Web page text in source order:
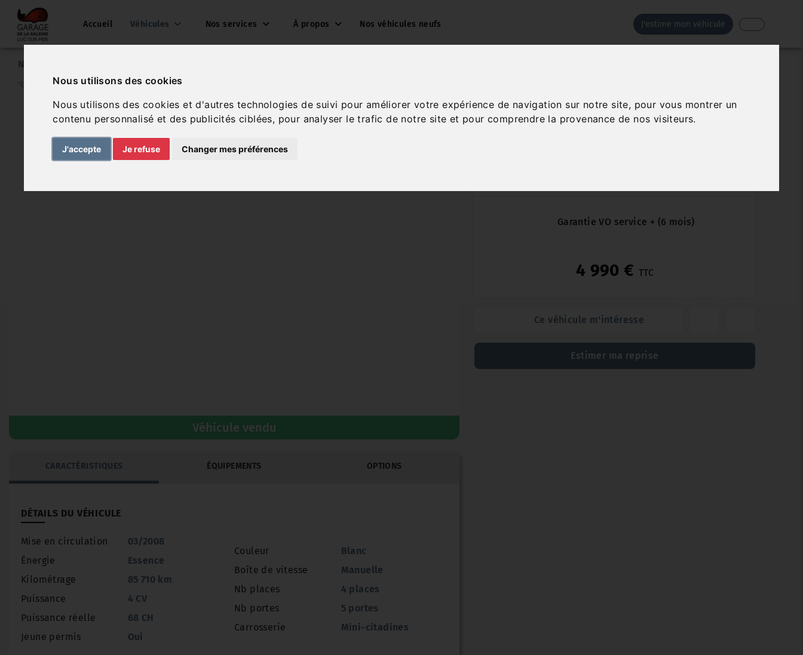
Nous utilisons des cookies
Nous utilisons des cookies et d'autres technologies de suivi pour améliorer votre expérience de navigation sur notre site, pour vous montrer un
contenu personnalisé et des publicités ciblées, pour analyser le trafic de notre site et pour comprendre la provenance de nos visiteurs.
J'accepte Je refuse Changer mes préférences
Accueil Véhicules Nos services À propos Nos véhicules neufs J'estime mon véhicule
Nos véhicules
Véhicule vendu
CARACTÉRISTIQUES ÉQUIPEMENTS OPTIONS
DÉTAILS DU VÉHICULE
Mise en circulation
03/2008
Énergie
Essence
Kilométrage
85 710 km
Puissance
4 CV
Puissance réelle
68 CH
Jeune permis
Oui
Couleur
Blanc
Boîte de vitesse
Manuelle
Nb places
4 places
Nb portes
5 portes
Carrosserie
Mini-citadines
CITROËN C1
1.0I
Garantie VO service + (6 mois)
4 990 € TTC
Ce véhicule m'intéresse
Estimer ma reprise